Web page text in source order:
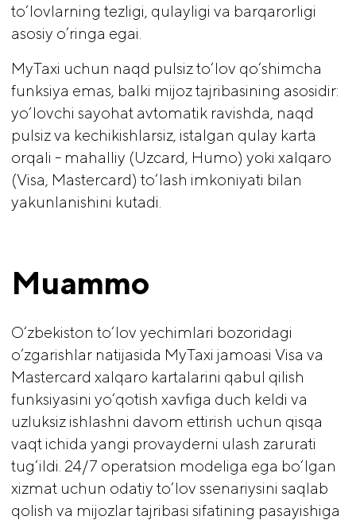
to‘lovlarning tezligi, qulayligi va barqarorligi
asosiy o’ringa egai.
MyTaxi uchun naqd pulsiz to‘lov qo‘shimcha
funksiya emas, balki mijoz tajribasining asosidir:
yo‘lovchi sayohat avtomatik ravishda, naqd
pulsiz va kechikishlarsiz, istalgan qulay karta
orqali - mahalliy (Uzcard, Humo) yoki xalqaro
(Visa, Mastercard) to‘lash imkoniyati bilan
yakunlanishini kutadi.
Muammo
O‘zbekiston to‘lov yechimlari bozoridagi
o‘zgarishlar natijasida MyTaxi jamoasi Visa va
Mastercard xalqaro kartalarini qabul qilish
funksiyasini yo‘qotish xavfiga duch keldi va
uzluksiz ishlashni davom ettirish uchun qisqa
vaqt ichida yangi provayderni ulash zarurati
tug‘ildi. 24/7 operatsion modeliga ega bo‘lgan
xizmat uchun odatiy to‘lov ssenariysini saqlab
qolish va mijozlar tajribasi sifatining pasayishiga